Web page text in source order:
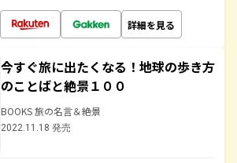
詳細を見る
今すぐ旅に出たくなる！地球の歩き方
のことばと絶景１００
BOOKS 旅の名言＆絶景
2022.11.18 発売